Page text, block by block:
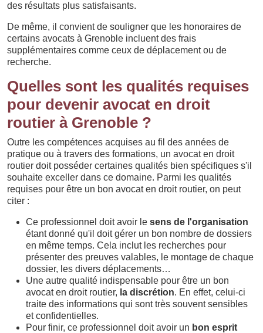
des résultats plus satisfaisants.
De même, il convient de souligner que les honoraires de
certains avocats à Grenoble incluent des frais
supplémentaires comme ceux de déplacement ou de
recherche.
Quelles sont les qualités requises
pour devenir avocat en droit
routier à Grenoble ?
Outre les compétences acquises au fil des années de
pratique ou à travers des formations, un avocat en droit
routier doit posséder certaines qualités bien spécifiques s'il
souhaite exceller dans ce domaine. Parmi les qualités
requises pour être un bon avocat en droit routier, on peut
citer :
Ce professionnel doit avoir le sens de l'organisation
étant donné qu'il doit gérer un bon nombre de dossiers
en même temps. Cela inclut les recherches pour
présenter des preuves valables, le montage de chaque
dossier, les divers déplacements…
Une autre qualité indispensable pour être un bon
avocat en droit routier, la discrétion. En effet, celui-ci
traite des informations qui sont très souvent sensibles
et confidentielles.
Pour finir, ce professionnel doit avoir un bon esprit